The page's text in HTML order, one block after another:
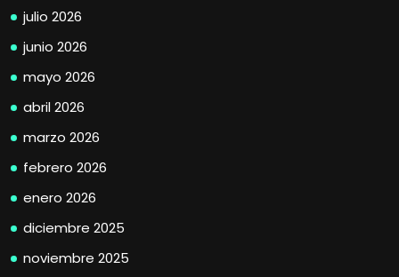
julio 2026
junio 2026
mayo 2026
abril 2026
marzo 2026
febrero 2026
enero 2026
diciembre 2025
noviembre 2025